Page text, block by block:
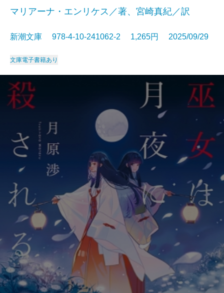
マリアーナ・エンリケス／著、宮崎真紀／訳
新潮文庫 978-4-10-241062-2 1,265円 2025/09/29
文庫電子書籍あり